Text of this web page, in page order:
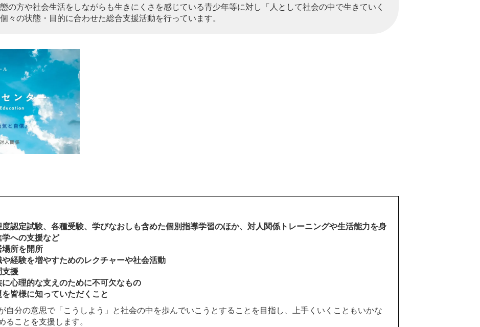
の方や社会生活をしながらも生きにくさを感じている青少年等に対し「人として社会の中で生きていく
々の状態・目的に合わせた総合支援活動を行っています。
認定試験、各種受験、学びなおしも含めた個別指導学習のほか、対人関係トレーニングや生活能力を身
への支援など
所を開所
経験を増やすためのレクチャーや社会活動
支援
心理的な支えのために不可欠なもの
皆様に知っていただくこと
自分の意思で「こうしよう」と社会の中を歩んでいこうとすることを目指し、上手くいくこともいかな
ことを支援します。